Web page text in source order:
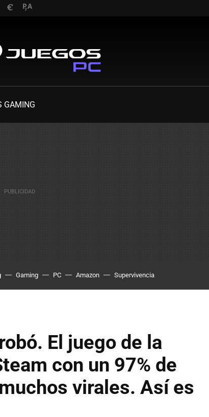
GAMING
Gaming PC Amazon Supervivencia
El juego de la
con un 97% de
virales. Así es